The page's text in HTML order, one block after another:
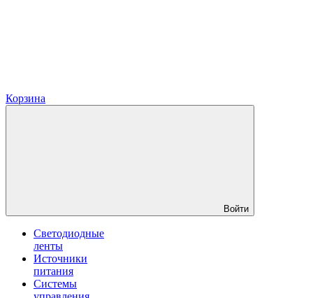
Корзина
Войти
Светодиодные
ленты
Источники
питания
Системы